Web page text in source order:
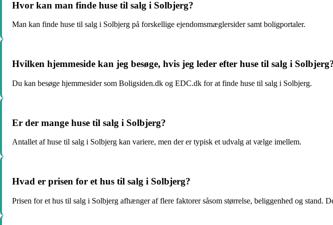
Hvor kan man finde huse til salg i Solbjerg?
Man kan finde huse til salg i Solbjerg på forskellige ejendomsmæglersider samt boligportaler.
Hvilken hjemmeside kan jeg besøge, hvis jeg leder efter huse til salg i
Du kan besøge hjemmesider som Boligsiden.dk og EDC.dk for at finde huse til salg i Solbjerg.
Er der mange huse til salg i Solbjerg?
Antallet af huse til salg i Solbjerg kan variere, men der er typisk et udvalg at vælge imellem.
Hvad er prisen for et hus til salg i Solbjerg?
Prisen for et hus til salg i Solbjerg afhænger af flere faktorer såsom størrelse, beliggenhed og stand.